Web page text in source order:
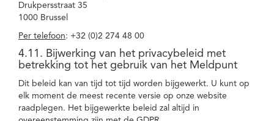
Drukpersstraat 35
1000 Brussel
Per telefoon: +32 (0)2 274 48 00
4.11. Bijwerking van het privacybeleid met
betrekking tot het gebruik van het Meldpunt
Dit beleid kan van tijd tot tijd worden bijgewerkt. U kunt op
elk moment de meest recente versie op onze website
raadplegen. Het bijgewerkte beleid zal altijd in